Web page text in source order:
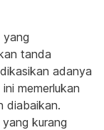
tanda
adanya
memerlukan
diabaikan.
kurang